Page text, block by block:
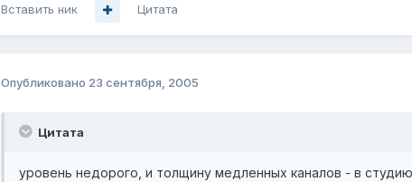
Вставить ник Цитата
Опубликовано 23 сентября, 2005
Цитата
уровень недорого, и толщину медленных каналов - в